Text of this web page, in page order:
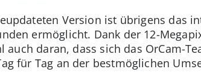
Version ist übrigens das
ermöglicht. Dank der 12-
auch daran, dass sich das OrCam-
für Tag an der bestmöglichen